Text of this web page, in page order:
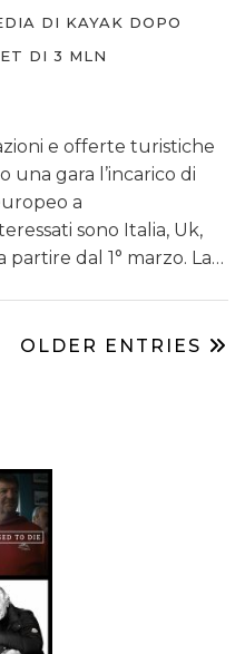
DI KAYAK DOPO
DI 3 MLN
e offerte turistiche
una gara l’incarico di
a
sono Italia, Uk,
partire dal 1° marzo. La…
OLDER ENTRIES